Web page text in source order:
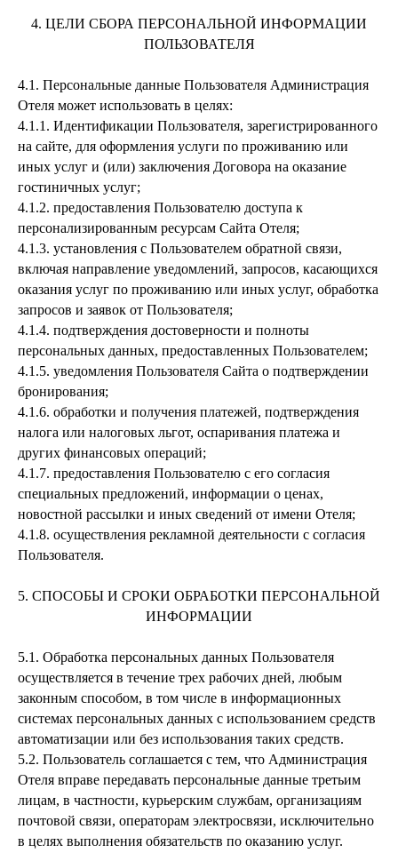
4. ЦЕЛИ СБОРА ПЕРСОНАЛЬНОЙ ИНФОРМАЦИИ
ПОЛЬЗОВАТЕЛЯ
4.1. Персональные данные Пользователя Администрация
Отеля может использовать в целях:
4.1.1. Идентификации Пользователя, зарегистрированного
на сайте, для оформления услуги по проживанию или
иных услуг и (или) заключения Договора на оказание
гостиничных услуг;
4.1.2. предоставления Пользователю доступа к
персонализированным ресурсам Сайта Отеля;
4.1.3. установления с Пользователем обратной связи,
включая направление уведомлений, запросов, касающихся
оказания услуг по проживанию или иных услуг, обработка
запросов и заявок от Пользователя;
4.1.4. подтверждения достоверности и полноты
персональных данных, предоставленных Пользователем;
4.1.5. уведомления Пользователя Сайта о подтверждении
бронирования;
4.1.6. обработки и получения платежей, подтверждения
налога или налоговых льгот, оспаривания платежа и
других финансовых операций;
4.1.7. предоставления Пользователю с его согласия
специальных предложений, информации о ценах,
новостной рассылки и иных сведений от имени Отеля;
4.1.8. осуществления рекламной деятельности с согласия
Пользователя.
5. СПОСОБЫ И СРОКИ ОБРАБОТКИ ПЕРСОНАЛЬНОЙ
ИНФОРМАЦИИ
5.1. Обработка персональных данных Пользователя
осуществляется в течение трех рабочих дней, любым
законным способом, в том числе в информационных
системах персональных данных с использованием средств
автоматизации или без использования таких средств.
5.2. Пользователь соглашается с тем, что Администрация
Отеля вправе передавать персональные данные третьим
лицам, в частности, курьерским службам, организациям
почтовой связи, операторам электросвязи, исключительно
в целях выполнения обязательств по оказанию услуг.